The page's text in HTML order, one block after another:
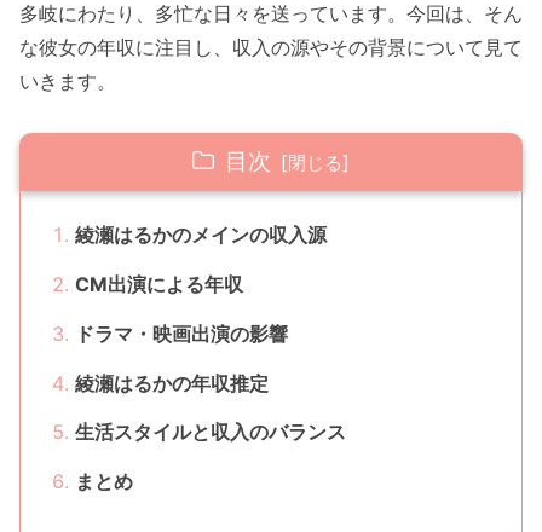
多岐にわたり、多忙な日々を送っています。今回は、そん
な彼女の年収に注目し、収入の源やその背景について見て
いきます。
目次
綾瀬はるかのメインの収入源
CM出演による年収
ドラマ・映画出演の影響
綾瀬はるかの年収推定
生活スタイルと収入のバランス
まとめ